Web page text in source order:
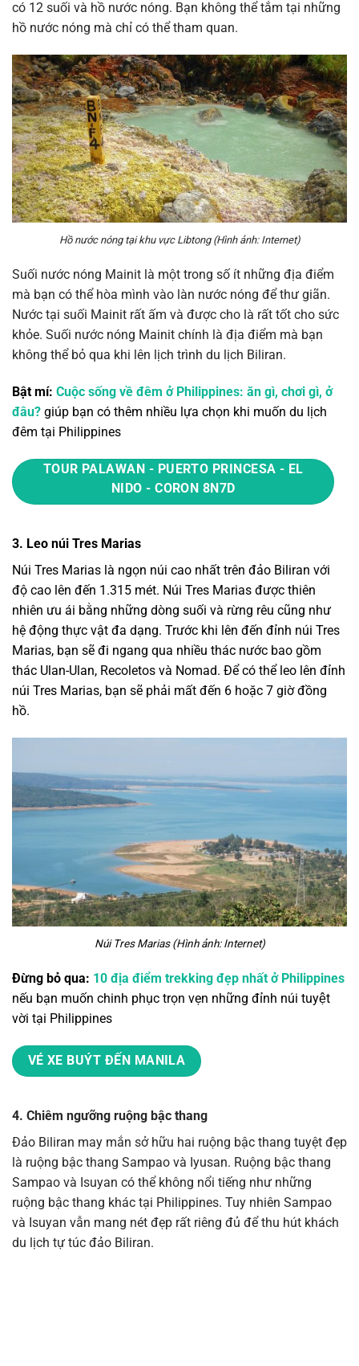
có 12 suối và hồ nước nóng. Bạn không thể tắm tại những
hồ nước nóng mà chỉ có thể tham quan.
Hồ nước nóng tại khu vực Libtong(Hình ảnh: Internet)
Suối nước nóng Mainit là một trong số ít những địa điểm
mà bạn có thể hòa mình vào làn nước nóng để thư giãn.
Nước tại suối Mainit rất ấm và được cho là rất tốt cho sức
khỏe. Suối nước nóng Mainit chính là địa điểm mà bạn
không thể bỏ qua khi lên lịch trình du lịch Biliran.
Bật mí: Cuộc sống về đêm ở Philippines: ăn gì, chơi gì, ở
đâu? giúp bạn có thêm nhiều lựa chọn khi muốn du lịch
đêm tại Philippines
TOUR PALAWAN - PUERTO PRINCESA - EL
NIDO - CORON 8N7D
3. Leo núi Tres Marias
Núi Tres Marias là ngọn núi cao nhất trên đảo Biliran với
độ cao lên đến 1.315 mét. Núi Tres Marias được thiên
nhiên ưu ái bằng những dòng suối và rừng rêu cũng như
hệ động thực vật đa dạng. Trước khi lên đến đỉnh núi Tres
Marias, bạn sẽ đi ngang qua nhiều thác nước bao gồm
thác Ulan-Ulan, Recoletos và Nomad. Để có thể leo lên đỉnh
núi Tres Marias, bạn sẽ phải mất đến 6 hoặc 7 giờ đồng
hồ.
Núi Tres Marias (Hình ảnh: Internet)
Đừng bỏ qua: 10 địa điểm trekking đẹp nhất ở Philippines
nếu bạn muốn chinh phục trọn vẹn những đỉnh núi tuyệt
vời tại Philippines
VÉ XE BUÝT ĐẾN MANILA
4. Chiêm ngưỡng ruộng bậc thang
Đảo Biliran may mắn sở hữu hai ruộng bậc thang tuyệt đẹp
là ruộng bậc thang Sampao và Iyusan. Ruộng bậc thang
Sampao và Isuyan có thể không nổi tiếng như những
ruộng bậc thang khác tại Philippines. Tuy nhiên Sampao
và Isuyan vẫn mang nét đẹp rất riêng đủ để thu hút khách
du lịch tự túc đảo Biliran.